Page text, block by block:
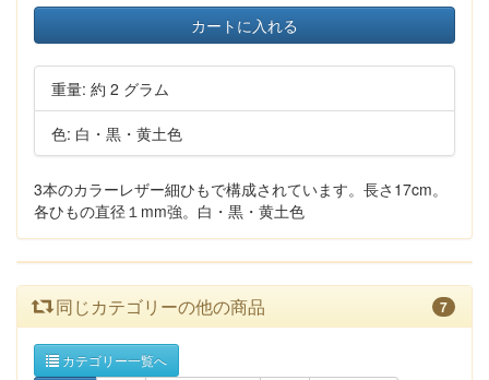
カートに入れる
重量: 約 2 グラム
色: 白・黒・黄土色
3本のカラーレザー細ひもで構成されています。長さ17cm。
各ひもの直径１mm強。白・黒・黄土色
同じカテゴリーの他の商品 7
カテゴリー一覧へ